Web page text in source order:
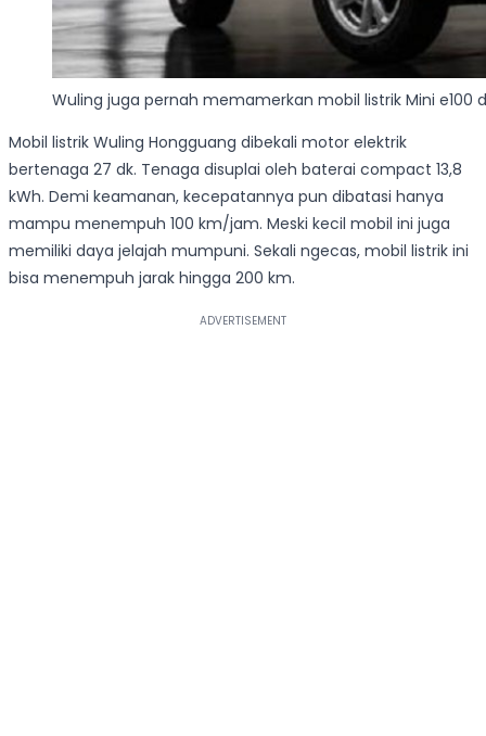
Wuling juga pernah memamerkan mobil listrik Mini
Mobil listrik Wuling Hongguang dibekali motor elektrik
bertenaga 27 dk. Tenaga disuplai oleh baterai compact 13,8
kWh. Demi keamanan, kecepatannya pun dibatasi hanya
mampu menempuh 100 km/jam. Meski kecil mobil ini juga
memiliki daya jelajah mumpuni. Sekali ngecas, mobil listrik ini
bisa menempuh jarak hingga 200 km.